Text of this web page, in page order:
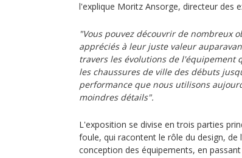
l'explique Moritz Ansorge, directeur des
"Vous pouvez découvrir de nombreux
appréciés à leur juste valeur
travers les évolutions de l'équipement
les chaussures de ville des débuts
performance que nous utilisons
moindres détails".
L'exposition se divise en trois parties
foule, qui racontent le rôle du design, de
conception des équipements, en